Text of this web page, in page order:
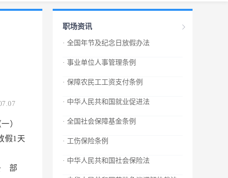
）
假1天
部
职场资讯
· 全国年节及纪念日放假办法
· 事业单位人事管理条例
· 保障农民工工资支付条例
· 中华人民共和国就业促进法
· 全国社会保障基金条例
· 工伤保险条例
· 中华人民共和国社会保险法